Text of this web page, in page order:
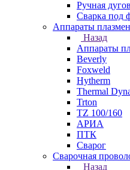
Ручная
Сварка под
Аппараты
Назад
Аппараты
Beverly
Foxweld
Hytherm
Thermal
Trton
TZ 100/160
АРИА
ПТК
Сварог
Сварочная
Назад